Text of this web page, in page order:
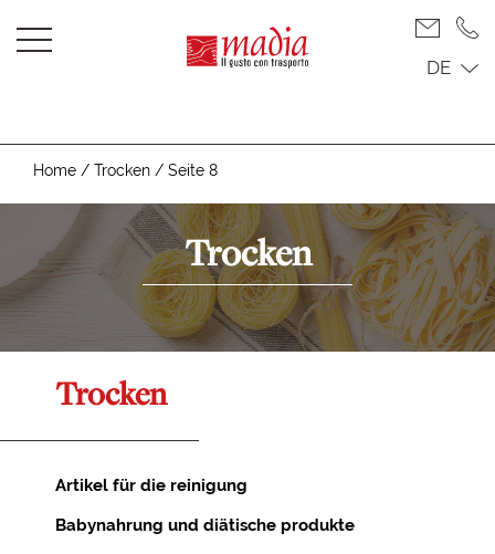
DE
Home / Trocken / Seite 8
Trocken
Trocken
Artikel für die reinigung
Babynahrung und diätische produkte